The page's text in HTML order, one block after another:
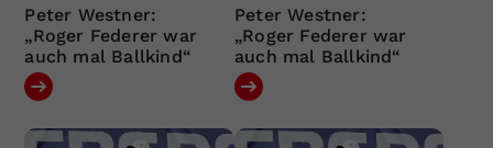
Peter Westner:
„Roger Federer war
auch mal Ballkind“
Peter Westner:
„Roger Federer war
auch mal Ballkind“